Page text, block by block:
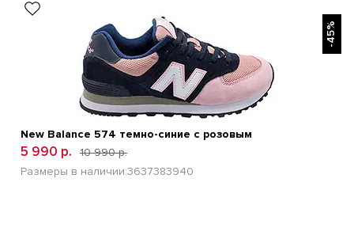
-45%
New Balance 574 темно-синие с розовым
5 990 р.
10 990 р.
Размеры в наличии:3637383940